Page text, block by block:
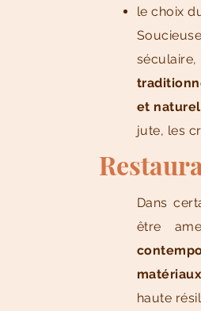
le choix
et
jute, les
Dans
être
haute